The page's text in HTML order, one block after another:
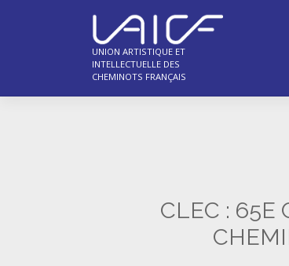
UNION ARTISTIQUE ET
INTELLECTUELLE DES
CHEMINOTS FRANÇAIS
CLEC : 65E